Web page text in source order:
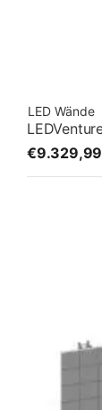
LED Wände
€9.329,99